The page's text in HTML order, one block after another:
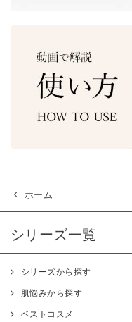
ホーム
シリーズ一覧
シリーズから探す
肌悩みから探す
ベストコスメ